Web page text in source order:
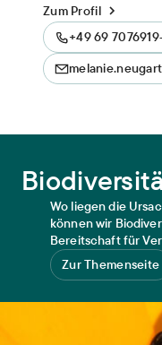
Zum Profil
+49 69
Wo liegen die
können wir
Bereitschaft für
Zur Themenseite